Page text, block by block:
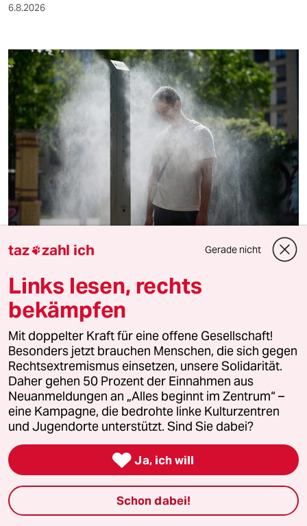
6.8.2026
Umweltschützer, Mieterbund, Gewerkschaft
Vielfältiges Bündnis fordert Hitzegipfel
Zahlreiche Organisationen fordern von der
Bundesregierung einen Hitzegipfel und Geld für
Klimaanpassung. Auch europäische
Gesundheitsverbände mahnen.
Von Pauline Ruprecht und Jonas Waack
6.8.2026
taz zahl ich Gerade nicht
Links lesen, rechts
bekämpfen
Mit doppelter Kraft für eine offene Gesellschaft!
Besonders jetzt brauchen Menschen, die sich gegen
Rechtsextremismus einsetzen, unsere Solidarität.
Daher gehen 50 Prozent der Einnahmen aus
Neuanmeldungen an „Alles beginnt im Zentrum“ –
eine Kampagne, die bedrohte linke Kulturzentren
und Jugendorte unterstützt. Sind Sie dabei?
 Ja, ich will
Schon dabei!